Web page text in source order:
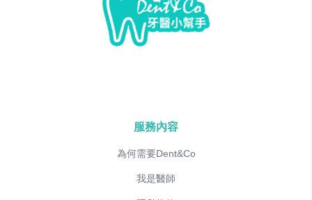
服務內容
為何需要Dent&Co
我是醫師